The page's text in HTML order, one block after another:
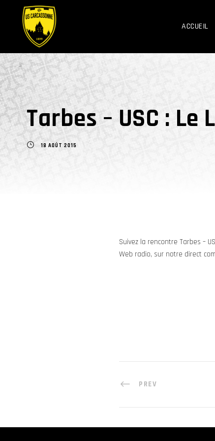
ACCUEIL
Tarbes – USC : Le
18 AOÛT 2015
Suivez la rencontre Tarbes –
Web radio, sur notre direct
PREV